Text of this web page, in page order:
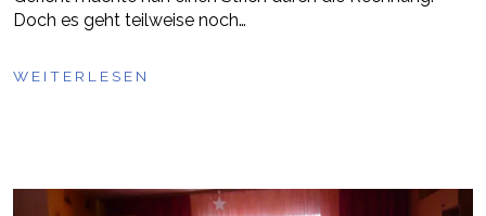
Doch es geht teilweise noch…
WEITERLESEN